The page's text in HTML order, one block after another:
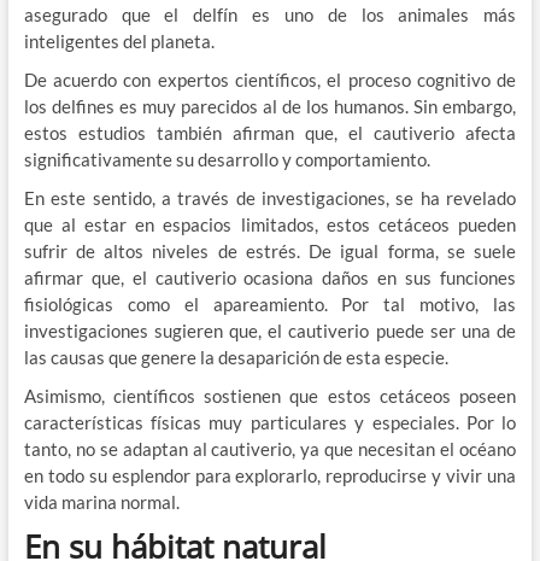
asegurado que el delfín es uno de los animales más
inteligentes del planeta.
De acuerdo con expertos científicos, el proceso cognitivo de
los delfines es muy parecidos al de los humanos. Sin embargo,
estos estudios también afirman que, el cautiverio afecta
significativamente su desarrollo y comportamiento.
En este sentido, a través de investigaciones, se ha revelado
que al estar en espacios limitados, estos cetáceos pueden
sufrir de altos niveles de estrés. De igual forma, se suele
afirmar que, el cautiverio ocasiona daños en sus funciones
fisiológicas como el apareamiento. Por tal motivo, las
investigaciones sugieren que, el cautiverio puede ser una de
las causas que genere la desaparición de esta especie.
Asimismo, científicos sostienen que estos cetáceos poseen
características físicas muy particulares y especiales. Por lo
tanto, no se adaptan al cautiverio, ya que necesitan el océano
en todo su esplendor para explorarlo, reproducirse y vivir una
vida marina normal.
En su hábitat natural